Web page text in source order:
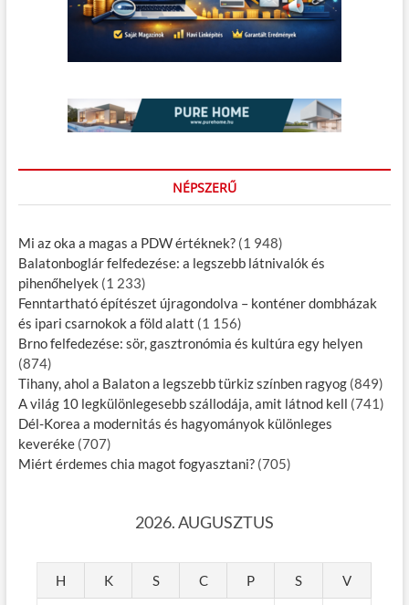
NÉPSZERŰ
Mi az oka a magas a PDW értéknek? (1 948)
Balatonboglár felfedezése: a legszebb látnivalók és
pihenőhelyek (1 233)
Fenntartható építészet újragondolva – konténer dombházak
és ipari csarnokok a föld alatt (1 156)
Brno felfedezése: sör, gasztronómia és kultúra egy helyen
(874)
Tihany, ahol a Balaton a legszebb türkiz színben ragyog (849)
A világ 10 legkülönlegesebb szállodája, amit látnod kell (741)
Dél-Korea a modernitás és hagyományok különleges
keveréke (707)
Miért érdemes chia magot fogyasztani? (705)
2026. AUGUSZTUS
H K S C P S V